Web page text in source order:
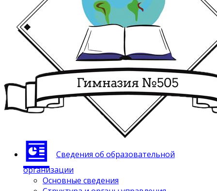
Сведения об образовательной
организации
Основные сведения